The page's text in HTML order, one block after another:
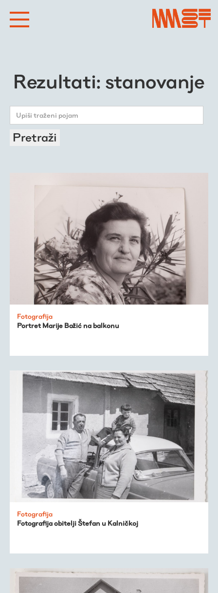
Rezultati: stanovanje
Pretraži
Fotografija
Portret Marije Božić na balkonu
Fotografija
Fotografija obitelji Štefan u Kalničkoj